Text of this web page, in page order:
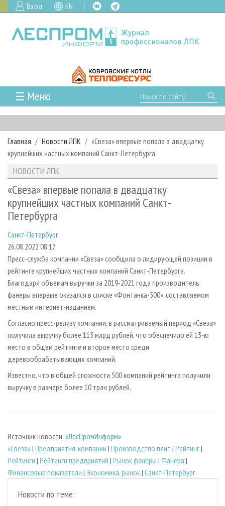
Вход EN
☰ Меню
ГЛАВНАЯ
РУБРИКИ И ТЕМЫ
РУБРИКИ ЖУРНАЛА
ЛЕСОЗАГОТОВКА
ЛЕСОПИЛЕНИЕ
ДЕРЕВООБРАБОТКА
СУШКА ДРЕВЕСИНЫ
ПРОИЗВОДСТВО ДРЕВЕСНЫХ ПЛИТ
ДЕРЕВЯННОЕ ДОМОСТРОЕНИЕ
ПРОИЗВОДСТВО МЕБЕЛИ
БИОЭНЕРГЕТИКА
ИНСТРУМЕНТ И МАТЕРИАЛЫ
НОВОСТИ
НОВОСТИ ЛПК
НОВОСТИ ЖУРНАЛА
НОВОСТИ КОМПАНИЙ
ПРОЕКТЫ ЛПИ
АНАЛИТИКА
ПРЕДПРИЯТИЯ ЛПК
ЛЕСНЫЕ РЕГИОНЫ РОССИИ
ПЕРСОНЫ
МОБИЛЬНЫЕ ВЫСТАВКИ
ОФИЦИАЛЬНЫЕ ДЕЛЕГАЦИИ
ПРИОРИТЕТНЫЕ ИНВЕСТПРОЕКТЫ
RUSSIAN FORESTRY REVIEW
БИБЛИОТЕКА СПЕЦИАЛИСТА
АРХИВ
АРХИВ ЖУРНАЛОВ
СТАТЬИ
О ЖУРНАЛЕ
ПОДПИСКА
КОНТАКТЫ
РЕКЛАМОДАТЕЛЯМ
РЕКЛАМА
РЕКЛАМА НА САЙТЕ
Главная Новости ЛПК
«Свеза» впервые попала в двадцатку
крупнейших частных компаний Санкт-Петербурга
НОВОСТИ ЛПК
«Свеза» впервые попала в двадцатку
крупнейших частных компаний Санкт-
Петербурга
Санкт-Петербург
26.08.2022 08:17
Пресс-служба компании «Свеза» сообщила о лидирующей позиции в
рейтинге крупнейших частных компаний Санкт-Петербурга.
Благодаря объемам выручки за 2019-2021 года производитель
фанеры впервые оказался в списке «Фонтанка-500», составляемом
местным интернет-изданием.
Согласно пресс-релизу компании, в рассматриваемый период «Свеза»
получила выручку более 115 млрд рублей, что обеспечило ей 13-ю
место в общем рейтинге и второе место среди
деревообрабатывающих компаний.
Известно, что в общей сложности 500 компаний рейтинга получили
выручку в размере более 10 трлн рублей.
Источник новости: «ЛесПромИнформ»
«Свеза»| Предприятия, компании | Производство плит | Рейтинг|
Рейтинги | Рейтинги предприятий | Рынок фанеры | Фанера |
Финансовые показатели | Экономика, рынок| Санкт-Петербург
Новости по теме: